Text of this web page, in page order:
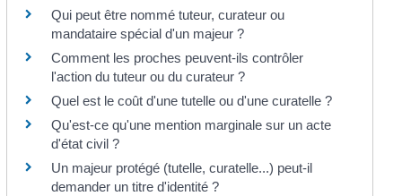
Qui peut être nommé tuteur, curateur ou
mandataire spécial d'un majeur ?
Comment les proches peuvent-ils contrôler
l'action du tuteur ou du curateur ?
Quel est le coût d'une tutelle ou d'une curatelle ?
Qu'est-ce qu'une mention marginale sur un acte
d'état civil ?
Un majeur protégé (tutelle, curatelle...) peut-il
demander un titre d'identité ?